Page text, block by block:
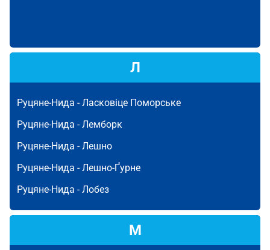
Л
Руцяне-Нида -Ласковіце Поморське
Руцяне-Нида -Лемборк
Руцяне-Нида -Лешно
Руцяне-Нида -Лешно-Ґурне
Руцяне-Нида -Лобез
М